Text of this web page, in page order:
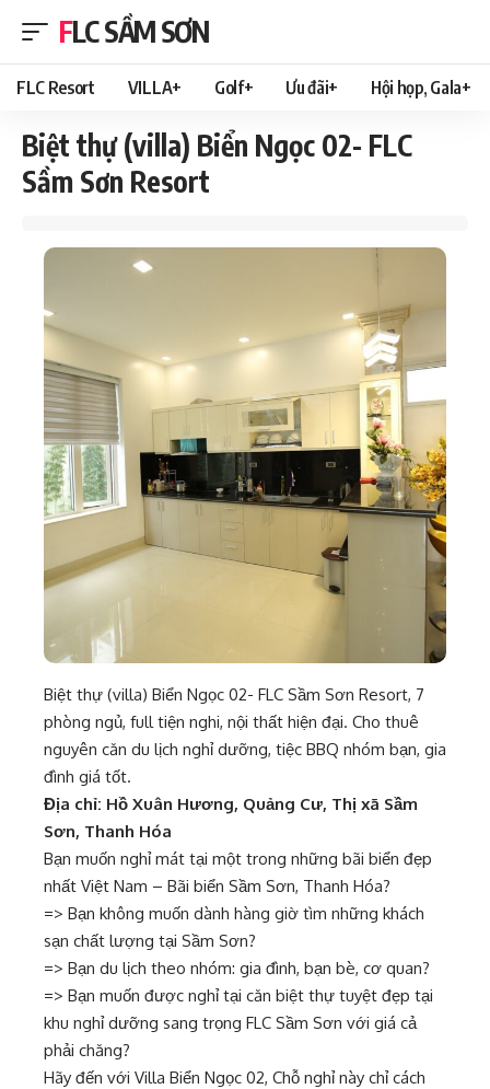
FLC SẦM SƠN
FLC Resort VILLA+ Golf+ Ưu đãi+ Hội họp, Gala+
Biệt thự (villa) Biển Ngọc 02- FLC
Sầm Sơn Resort
Biệt thự (villa) Biển Ngọc 02- FLC Sầm Sơn Resort, 7
phòng ngủ, full tiện nghi, nội thất hiện đại. Cho thuê
nguyên căn du lịch nghỉ dưỡng, tiệc BBQ nhóm bạn, gia
đình giá tốt.
Địa chỉ: Hồ Xuân Hương, Quảng Cư, Thị xã Sầm
Sơn, Thanh Hóa
Bạn muốn nghỉ mát tại một trong những bãi biển đẹp
nhất Việt Nam – Bãi biển Sầm Sơn, Thanh Hóa?
=> Bạn không muốn dành hàng giờ tìm những khách
sạn chất lượng tại Sầm Sơn?
=> Bạn du lịch theo nhóm: gia đình, bạn bè, cơ quan?
=> Bạn muốn được nghỉ tại căn biệt thự tuyệt đẹp tại
khu nghỉ dưỡng sang trọng FLC Sầm Sơn với giá cả
phải chăng?
Hãy đến với Villa Biển Ngọc 02, Chỗ nghỉ này chỉ cách